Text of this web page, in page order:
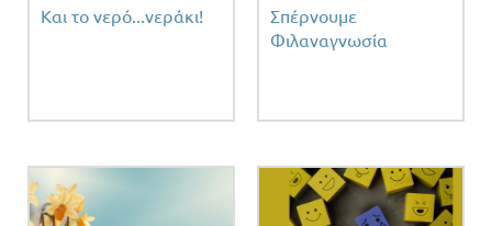
Και το νερό...νεράκι!
Σπέρνουμε
Φιλαναγνωσία